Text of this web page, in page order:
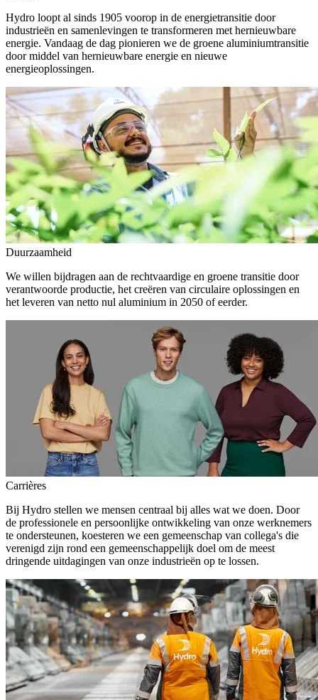
Hydro loopt al sinds 1905 voorop in de energietransitie door
industrieën en samenlevingen te transformeren met hernieuwbare
energie. Vandaag de dag pionieren we de groene aluminiumtransitie
door middel van hernieuwbare energie en nieuwe
energieoplossingen.
Duurzaamheid
We willen bijdragen aan de rechtvaardige en groene transitie door
verantwoorde productie, het creëren van circulaire oplossingen en
het leveren van netto nul aluminium in 2050 of eerder.
Carrières
Bij Hydro stellen we mensen centraal bij alles wat we doen. Door
de professionele en persoonlijke ontwikkeling van onze werknemers
te ondersteunen, koesteren we een gemeenschap van collega's die
verenigd zijn rond een gemeenschappelijk doel om de meest
dringende uitdagingen van onze industrieën op te lossen.